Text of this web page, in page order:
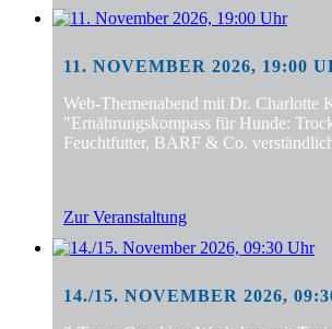
11. NOVEMBER 2026, 19:00
Web-Themenabend mit Dr. Charlotte
"Ernährungskompass für Hunde:
Feuchtfutter, BARF & Co.
Zur Veranstaltung
14./15. NOVEMBER 2026,